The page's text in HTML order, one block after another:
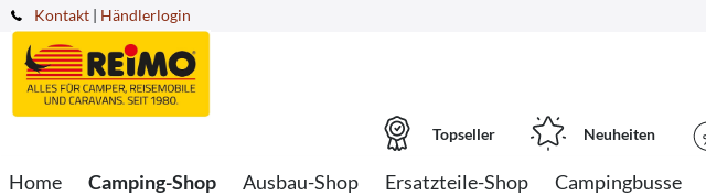
Kontakt | Händlerlogin
Topseller Neuheiten
Home Camping-Shop Ausbau-Shop Ersatzteile-Shop Campingbusse